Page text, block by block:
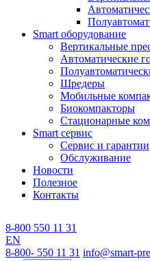
Smart оборудование
Вертикальные
Автоматические
Шредеры
Мобильные
Биокомпакторы
Стационарные
Smart сервис
Сервис и гарантии
Обслуживание
Новости
Полезное
Контакты
8-800 550 11 31
EN
8-800- 550 11 31 info@smart-